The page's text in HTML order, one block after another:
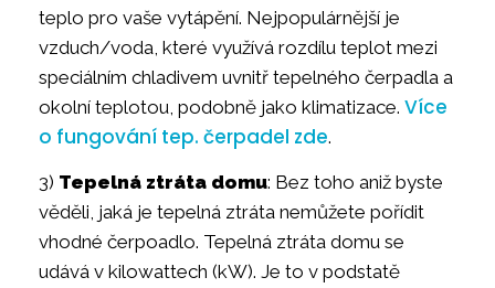
teplo pro vaše vytápění. Nejpopulárnější je
vzduch/voda, které využívá rozdílu teplot mezi
speciálním chladivem uvnitř tepelného čerpadla a
okolní teplotou, podobně jako klimatizace. Více
o fungování tep. čerpadel zde.
3) Tepelná ztráta domu: Bez toho aniž byste
věděli, jaká je tepelná ztráta nemůžete pořídit
vhodné čerpoadlo. Tepelná ztráta domu se
udává v kilowattech (kW). Je to v podstatě